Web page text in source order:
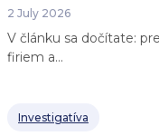
2 July 2026
V článku sa dočítate: prečo americký boj o beztrestnosť ropných
firiem a...
Investigatíva